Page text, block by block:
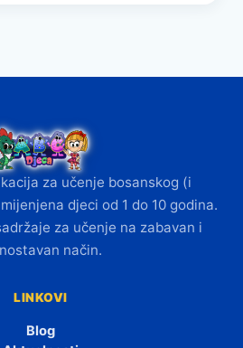
za učenje bosanskog (i
djeci od 1 do 10 godina.
za učenje na zabavan i
način.
LINKOVI
Blog